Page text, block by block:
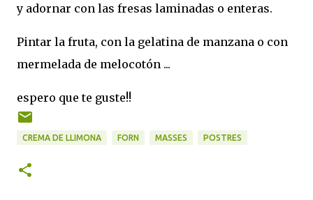
y adornar con las fresas laminadas o enteras.
Pintar la fruta, con la gelatina de manzana o con
mermelada de melocotón ...
espero que te guste!!
CREMA DE LLIMONA FORN MASSES POSTRES